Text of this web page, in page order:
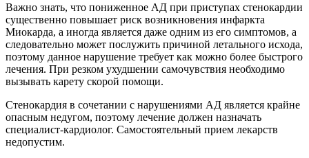
Важно знать, что пониженное АД при приступах стенокардии
существенно повышает риск возникновения инфаркта
Миокарда, а иногда является даже одним из его симптомов, а
следовательно может послужить причиной летального исхода,
поэтому данное нарушение требует как можно более быстрого
лечения. При резком ухудшении самочувствия необходимо
вызывать карету скорой помощи.
Стенокардия в сочетании с нарушениями АД является крайне
опасным недугом, поэтому лечение должен назначать
специалист-кардиолог. Самостоятельный прием лекарств
недопустим.